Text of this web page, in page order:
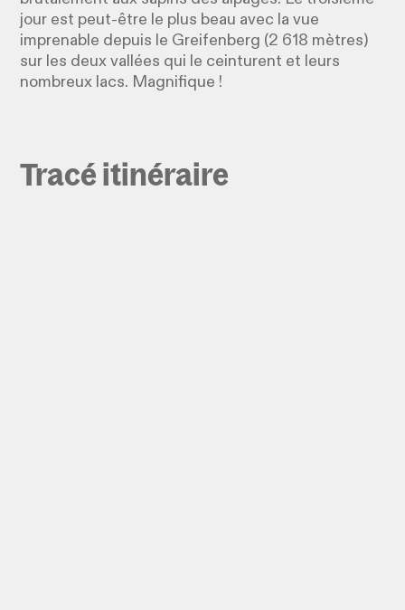
jour est peut-être le plus beau avec la vue
imprenable depuis le Greifenberg (2 618 mètres)
sur les deux vallées qui le ceinturent et leurs
nombreux lacs. Magnifique !
Tracé itinéraire